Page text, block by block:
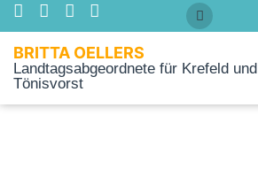
BRITTA OELLERS
Landtagsabgeordnete für Krefeld und
Tönisvorst